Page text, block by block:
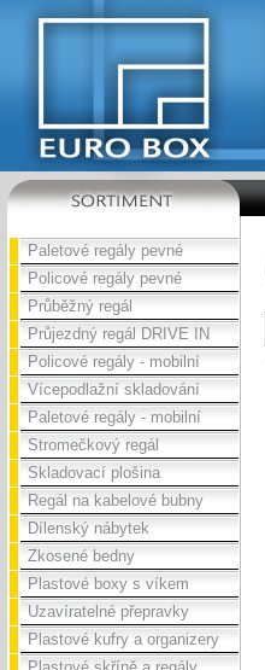
Paletové regály pevné
Policové regály pevné
Průběžný regál
Průjezdný regál DRIVE IN
Policové regály - mobilní
Vícepodlažní skladování
Paletové regály - mobilní
Stromečkový regál
Skladovací plošina
Regál na kabelové bubny
Dílenský nábytek
Zkosené bedny
Plastové boxy s víkem
Uzavíratelné přepravky
Plastové kufry a organizery